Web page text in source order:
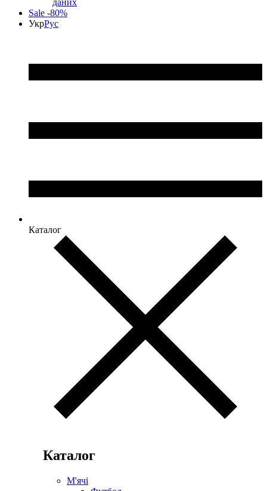
даних
Sale -80%
УкрРус
Каталог
Каталог
М'ячі